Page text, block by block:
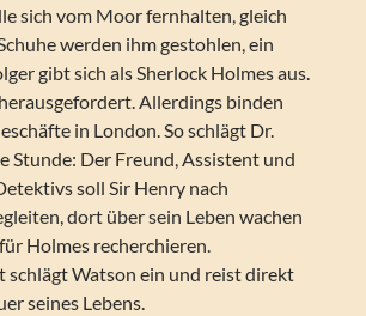
sich vom Moor fernhalten, gleich
werden ihm gestohlen, ein
gibt sich als Sherlock Holmes aus.
Allerdings binden
in London. So schlägt Dr.
Stunde: Der Freund, Assistent und
soll Sir Henry nach
dort über sein Leben wachen
Holmes recherchieren.
schlägt Watson ein und reist direkt
seines Lebens.